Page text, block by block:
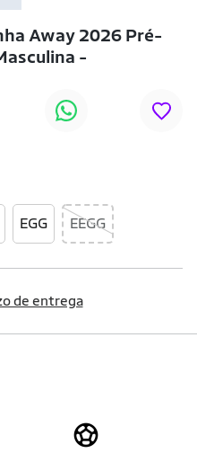
Away 2026 Pré-
-
EGG EEGG
de entrega